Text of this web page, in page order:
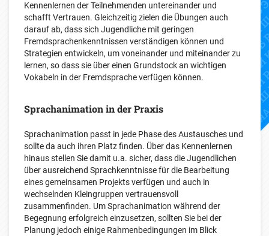
Kennenlernen der Teilnehmenden untereinander und
schafft Vertrauen. Gleichzeitig zielen die Übungen auch
darauf ab, dass sich Jugendliche mit geringen
Fremdsprachenkenntnissen verständigen können und
Strategien entwickeln, um voneinander und miteinander zu
lernen, so dass sie über einen Grundstock an wichtigen
Vokabeln in der Fremdsprache verfügen können.
Sprachanimation in der Praxis
Sprachanimation passt in jede Phase des Austausches und
sollte da auch ihren Platz finden. Über das Kennenlernen
hinaus stellen Sie damit u.a. sicher, dass die Jugendlichen
über ausreichend Sprachkenntnisse für die Bearbeitung
eines gemeinsamen Projekts verfügen und auch in
wechselnden Kleingruppen vertrauensvoll
zusammenfinden. Um Sprachanimation während der
Begegnung erfolgreich einzusetzen, sollten Sie bei der
Planung jedoch einige Rahmenbedingungen im Blick